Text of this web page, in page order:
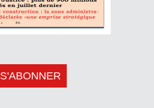
S'ABONNER